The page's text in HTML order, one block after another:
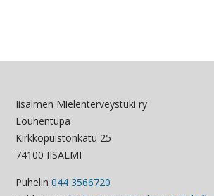
Iisalmen Mielenterveystuki ry
Louhentupa
Kirkkopuistonkatu 25
74100 IISALMI
Puhelin 044 3566720